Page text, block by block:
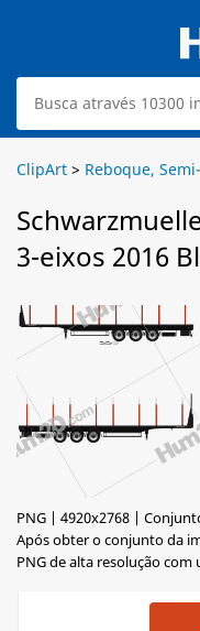
ClipArt > Reboque,
3-eixos 2016
PNG | 4920x2768 |
Após obter o conjunto da
PNG de alta resolução